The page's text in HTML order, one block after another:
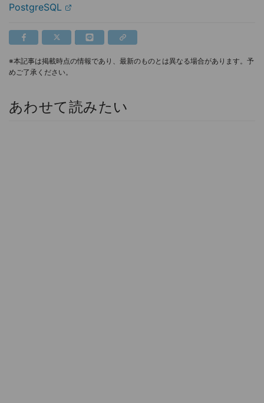
PostgreSQL
※本記事は掲載時点の情報であり、最新のものとは異なる場合があります。予
めご了承ください。
あわせて読みたい